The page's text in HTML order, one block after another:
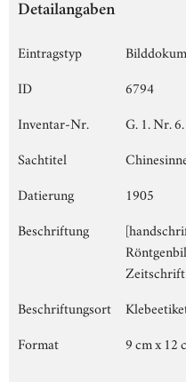
Detailangaben
Eintragstyp
ID
6794
Inventar-Nr.
G. 1. Nr. 6.
Sachtitel
Datierung
1905
Beschriftung
Beschriftungsort
Format
9 cm x 12